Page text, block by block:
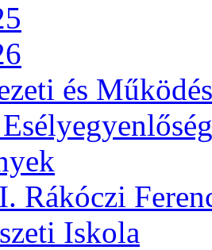
és
Rákóczi
Iskola